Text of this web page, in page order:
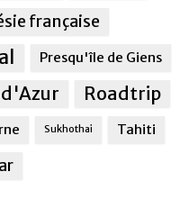
française
Presqu'île de Giens
Roadtrip
Sukhothai Tahiti